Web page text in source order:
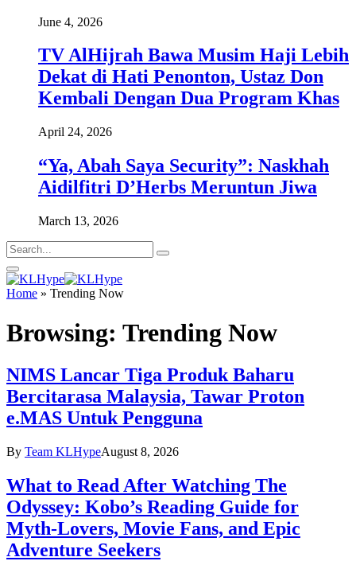
June 4, 2026
TV AlHijrah Bawa Musim Haji Lebih
Dekat di Hati Penonton, Ustaz Don
Kembali Dengan Dua Program Khas
April 24, 2026
“Ya, Abah Saya Security”: Naskhah
Aidilfitri D’Herbs Meruntun Jiwa
March 13, 2026
Home » Trending Now
Browsing: Trending Now
NIMS Lancar Tiga Produk Baharu
Bercitarasa Malaysia, Tawar Proton
e.MAS Untuk Pengguna
By Team KLHypeAugust 8, 2026
What to Read After Watching The
Odyssey: Kobo’s Reading Guide for
Myth-Lovers, Movie Fans, and Epic
Adventure Seekers